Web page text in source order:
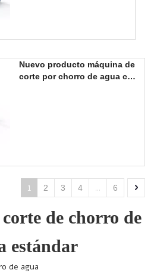
Nuevo producto máquina de
corte por chorro de agua con
1 2 3 4 ... 6
de chorro de
estándar
de agua